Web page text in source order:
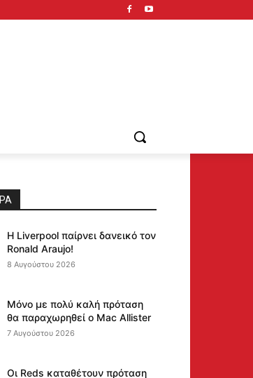
Η Liverpool παίρνει δανεικό τον
Ronald Araujo!
8 Αυγούστου 2026
Μόνο με πολύ καλή πρόταση
θα παραχωρηθεί ο Mac Allister
7 Αυγούστου 2026
Οι Reds καταθέτουν πρόταση